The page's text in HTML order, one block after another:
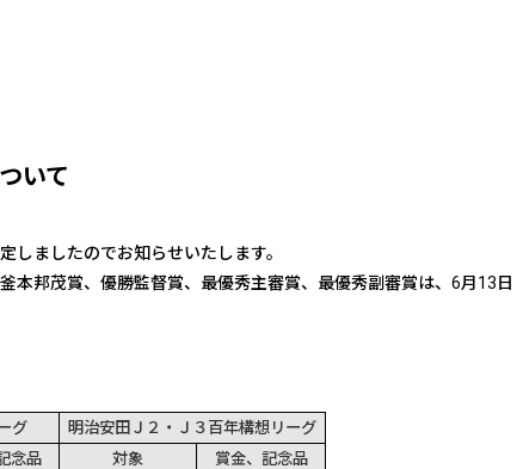
いて
ましたのでお知らせいたします。
邦茂賞、優勝監督賞、最優秀主審賞、最優秀副審賞は、6月13
グ
明治安田Ｊ２・Ｊ３百年構想リーグ
念品 対象 賞金、記念品